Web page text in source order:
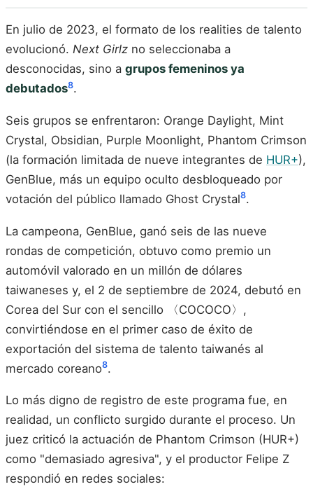
En julio de 2023, el formato de los realities de talento
evolucionó. Next Girlz no seleccionaba a
desconocidas, sino a grupos femeninos ya
debutados8.
Seis grupos se enfrentaron: Orange Daylight, Mint
Crystal, Obsidian, Purple Moonlight, Phantom Crimson
(la formación limitada de nueve integrantes de HUR+),
GenBlue, más un equipo oculto desbloqueado por
votación del público llamado Ghost Crystal8.
La campeona, GenBlue, ganó seis de las nueve
rondas de competición, obtuvo como premio un
automóvil valorado en un millón de dólares
taiwaneses y, el 2 de septiembre de 2024, debutó en
Corea del Sur con el sencillo 〈COCOCO〉,
convirtiéndose en el primer caso de éxito de
exportación del sistema de talento taiwanés al
mercado coreano8.
Lo más digno de registro de este programa fue, en
realidad, un conflicto surgido durante el proceso. Un
juez criticó la actuación de Phantom Crimson (HUR+)
como "demasiado agresiva", y el productor Felipe Z
respondió en redes sociales: